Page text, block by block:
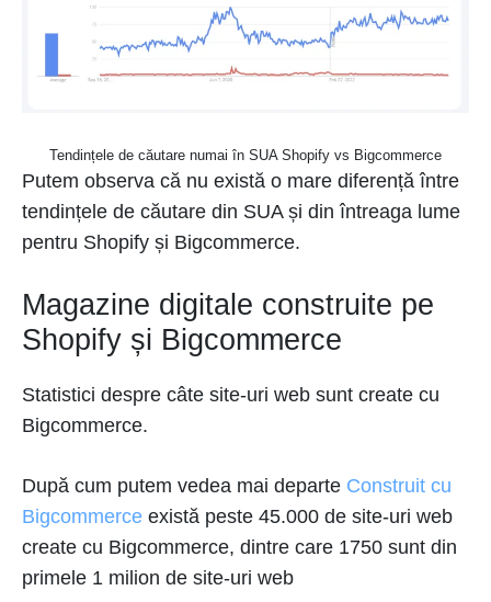
Tendințele de căutare numai în SUA Shopify vs Bigcommerce
Putem observa că nu există o mare diferență între
tendințele de căutare din SUA și din întreaga lume
pentru Shopify și Bigcommerce.
Magazine digitale construite pe
Shopify și Bigcommerce
Statistici despre câte site-uri web sunt create cu
Bigcommerce.
După cum putem vedea mai departe Construit cu
Bigcommerce există peste 45.000 de site-uri web
create cu Bigcommerce, dintre care 1750 sunt din
primele 1 milion de site-uri web